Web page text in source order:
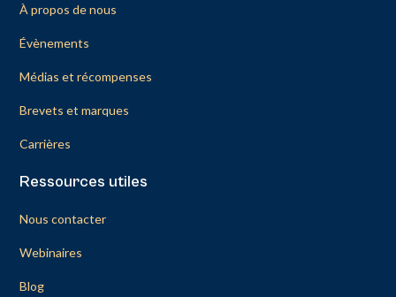
À propos de nous
Évènements
Médias et récompenses
Brevets et marques
Carrières
Ressources utiles
Nous contacter
Webinaires
Blog